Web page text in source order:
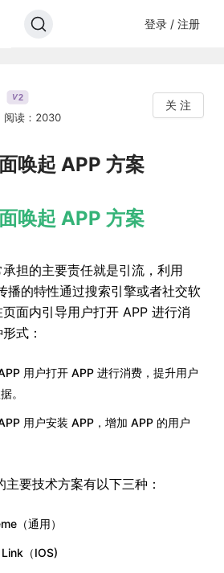
登录 / 注册
V2
阅读：2030
关 注
唤起 APP 方案
唤起 APP 方案
担的主要责任就是引流，利用
播的特性通过搜索引擎或者社交软
面内引导用户打开 APP 进行消
式：
用户打开 APP 进行消费，提升用户
。
用户安装 APP，增加 APP 的用户
要技术方案有以下三种：
（通用）
（IOS)